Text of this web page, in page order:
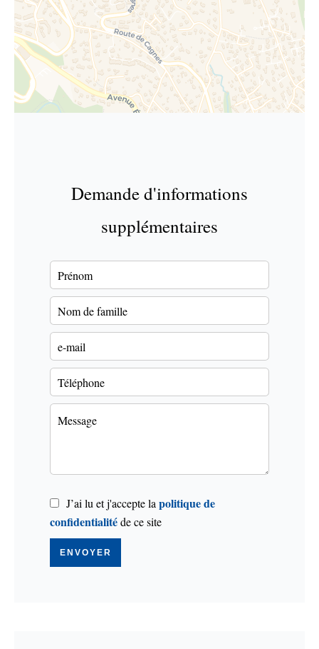
Demande d'informations
supplémentaires
J’ai lu et j'accepte la politique de
confidentialitéde ce site
ENVOYER